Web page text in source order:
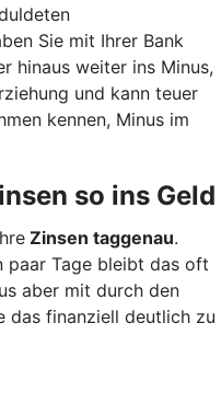
Sie mit Ihrer Bank
hinaus weiter ins Minus,
und kann teuer
kennen, Minus im
so ins Geld
Zinsen taggenau.
paar Tage bleibt das oft
aber mit durch den
das finanziell deutlich zu